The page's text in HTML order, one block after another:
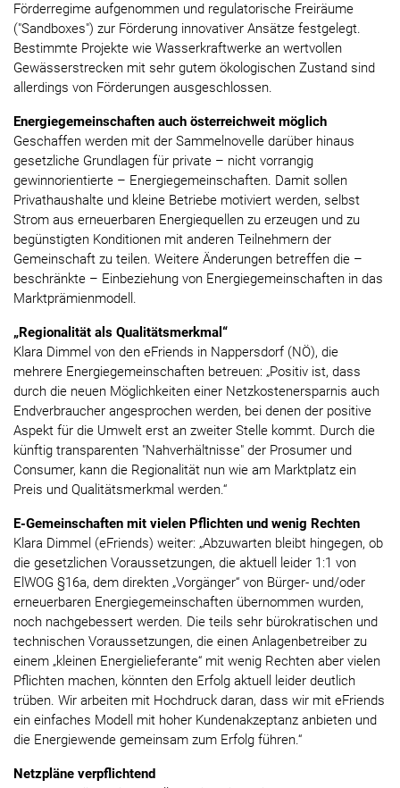
Förderregime aufgenommen und regulatorische Freiräume
("Sandboxes") zur Förderung innovativer Ansätze festgelegt.
Bestimmte Projekte wie Wasserkraftwerke an wertvollen
Gewässerstrecken mit sehr gutem ökologischen Zustand sind
allerdings von Förderungen ausgeschlossen.
Energiegemeinschaften auch österreichweit möglich
Geschaffen werden mit der Sammelnovelle darüber hinaus
gesetzliche Grundlagen für private – nicht vorrangig
gewinnorientierte – Energiegemeinschaften. Damit sollen
Privathaushalte und kleine Betriebe motiviert werden, selbst
Strom aus erneuerbaren Energiequellen zu erzeugen und zu
begünstigten Konditionen mit anderen Teilnehmern der
Gemeinschaft zu teilen. Weitere Änderungen betreffen die –
beschränkte – Einbeziehung von Energiegemeinschaften in das
Marktprämienmodell.
„Regionalität als Qualitätsmerkmal“
Klara Dimmel von den eFriends in Nappersdorf (NÖ), die
mehrere Energiegemeinschaften betreuen: „Positiv ist, dass
durch die neuen Möglichkeiten einer Netzkostenersparnis auch
Endverbraucher angesprochen werden, bei denen der positive
Aspekt für die Umwelt erst an zweiter Stelle kommt. Durch die
künftig transparenten "Nahverhältnisse" der Prosumer und
Consumer, kann die Regionalität nun wie am Marktplatz ein
Preis und Qualitätsmerkmal werden.“
E-Gemeinschaften mit vielen Pflichten und wenig Rechten
Klara Dimmel (eFriends) weiter: „Abzuwarten bleibt hingegen, ob
die gesetzlichen Voraussetzungen, die aktuell leider 1:1 von
ElWOG §16a, dem direkten „Vorgänger“ von Bürger- und/oder
erneuerbaren Energiegemeinschaften übernommen wurden,
noch nachgebessert werden. Die teils sehr bürokratischen und
technischen Voraussetzungen, die einen Anlagenbetreiber zu
einem „kleinen Energielieferante“ mit wenig Rechten aber vielen
Pflichten machen, könnten den Erfolg aktuell leider deutlich
trüben. Wir arbeiten mit Hochdruck daran, dass wir mit eFriends
ein einfaches Modell mit hoher Kundenakzeptanz anbieten und
die Energiewende gemeinsam zum Erfolg führen.“
Netzpläne verpflichtend